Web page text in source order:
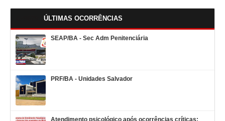
ÚLTIMAS OCORRÊNCIAS
SEAP/BA - Sec Adm Penitenciária
PRF/BA - Unidades Salvador
Atendimento psicológico após ocorrências críticas: